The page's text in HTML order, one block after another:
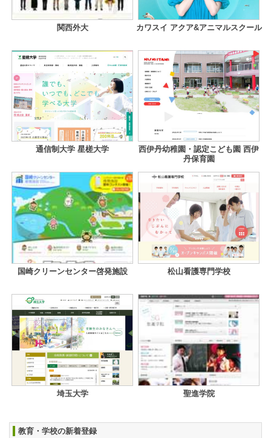
関西外大 カワスイ アクア&アニマルスクール
通信制大学 星槎大学
西伊丹幼稚園・認定こども園 西伊
丹保育園
国崎クリーンセンター啓発施設 松山看護専門学校
埼玉大学 聖進学院
教育・学校の新着登録